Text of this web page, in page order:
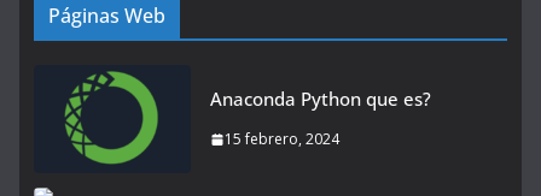
Páginas Web
Anaconda Python que es?
15 febrero, 2024